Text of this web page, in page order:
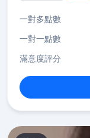
一對多點數
一對一點數
滿意度評分